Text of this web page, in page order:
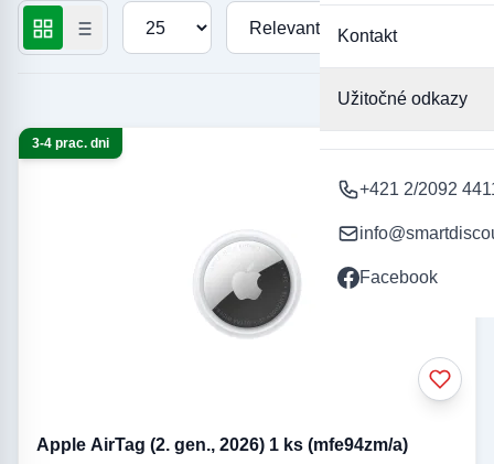
Kontakt
Užitočné odkazy
+421 2/2092
Facebook
poskytujú široké možnosti nájdenia. Prezrite si našu ponuku a
vyberte si sledovacie zariadenie AirTag, ktoré najlepšie vyhovuje
vašim potrebám!
Počet produktov na stránku
Zoradiť podľa
3-4 prac. dni
Apple AirTag (2. gen., 2026) 1 ks (mfe94zm/a)